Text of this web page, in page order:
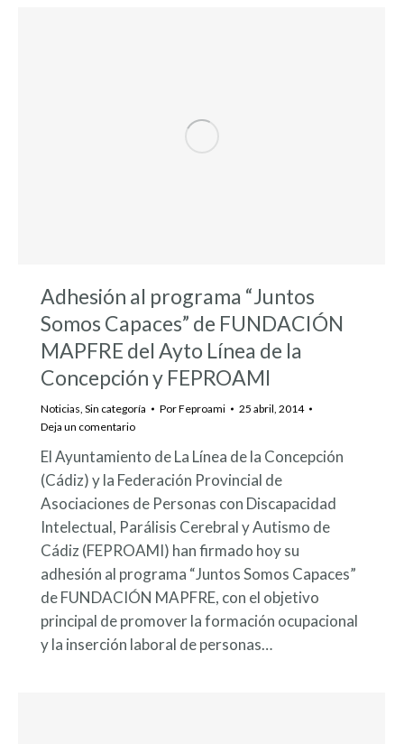
Adhesión al programa “Juntos
Somos Capaces” de FUNDACIÓN
MAPFRE del Ayto Línea de la
Concepción y FEPROAMI
Noticias Sin categoría PorFeproami
25 abril, 2014
Deja un comentario
El Ayuntamiento de La Línea de la Concepción
(Cádiz) y la Federación Provincial de
Asociaciones de Personas con Discapacidad
Intelectual, Parálisis Cerebral y Autismo de
Cádiz (FEPROAMI) han firmado hoy su
adhesión al programa “Juntos Somos Capaces”
de FUNDACIÓN MAPFRE, con el objetivo
principal de promover la formación ocupacional
y la inserción laboral de personas…